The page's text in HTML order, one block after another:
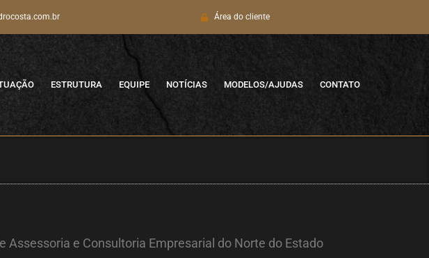
Área do cliente
ESTRUTURA EQUIPE NOTÍCIAS MODELOS/AJUDAS CONTATO
e Consultoria Empresarial do Norte do Estado